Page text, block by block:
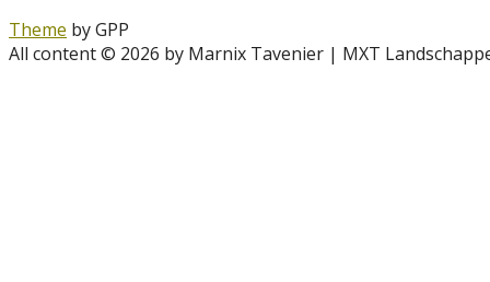
Theme by GPP
All content © 2026 by Marnix Tavenier | MXT